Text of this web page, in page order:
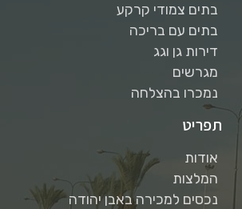
בתים צמודי קרקע
בתים עם בריכה
דירות גן וגג
מגרשים
נמכרו בהצלחה
תפריט
אודות
המלצות
נכסים למכירה באבן יהודה